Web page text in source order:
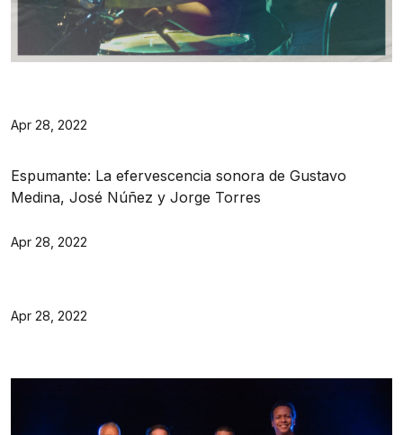
Apr 28, 2022
Espumante: La efervescencia sonora de Gustavo
Medina, José Núñez y Jorge Torres
Apr 28, 2022
Apr 28, 2022